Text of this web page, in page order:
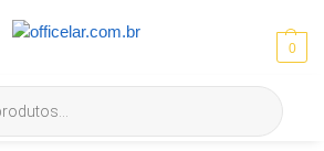
0
e Aparecida | ⚡ 10% OFF no Pix